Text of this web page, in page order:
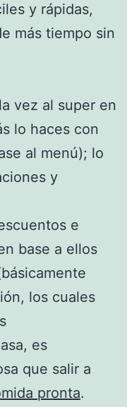
y rápidas,
más tiempo sin
vez al super en
lo haces con
al menú); lo
y
e
base a ellos
los cuales
es
que salir a
pronta.